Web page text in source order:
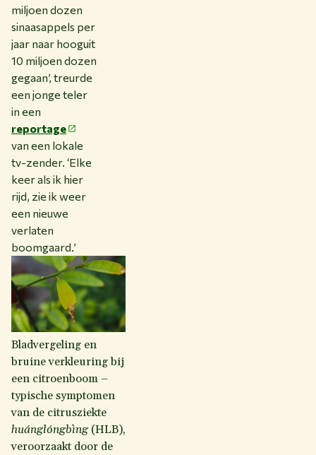
miljoen dozen
sinaasappels per
jaar naar hooguit
10 miljoen dozen
gegaan’, treurde
een jonge teler
in een
reportage
van een lokale
tv-zender. ‘Elke
keer als ik hier
rijd, zie ik weer
een nieuwe
verlaten
boomgaard.’
Bladvergeling en
bruine verkleuring bij
een citroenboom –
typische symptomen
van de citrusziekte
huánglóngbìng (HLB),
veroorzaakt door de